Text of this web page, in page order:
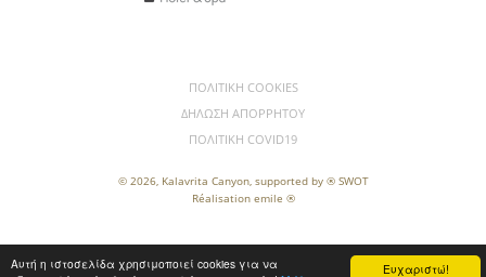
Ευχαριστώ!
Αυτή η ιστοσελίδα χρησιμοποιεί cookies για να
ΠΟΛΙΤΙΚΉ COOKIES
ΔΉΛΩΣΗ ΑΠΟΡΡΉΤΟΥ
ΠΟΛΙΤΙΚΉ COVID19
© 2026, Kalavrita Canyon, supported by ® SWOT
Réalisation emile ®